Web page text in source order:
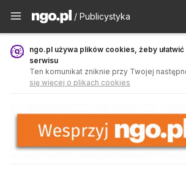
Publicystyka - ngo.pl
/ Publicystyka
ngo.pl używa plików cookies, żeby
serwisu
Ten komunikat zniknie przy Twojej
się więcej o plikach cookies